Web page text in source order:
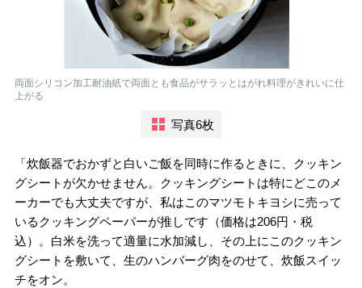
両面シリコン加工耐油紙で両面とも食品がサラッとはがれ料理がきれいに仕
上がる
写真6枚
「炊飯器でおかずと白いご飯を同時に作るときに、クッキン
グシートが欠かせません。クッキングシートは特にどこのメ
ーカーでも大丈夫ですが、私はこのマツモトキヨシに売って
いるクッキングペーパーが推しです（価格は206円・税
込）。白米を洗って適量に水加減し、その上にこのクッキン
グシートを敷いて、生のハンバーグ肉をのせて、炊飯スイッ
チをオン。